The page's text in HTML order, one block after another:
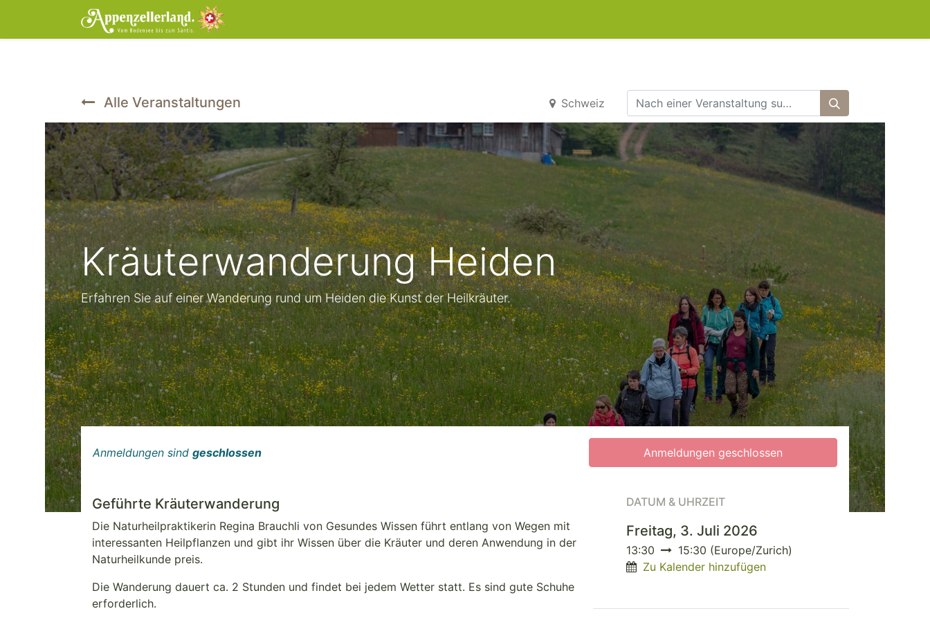
Alle Veranstaltungen Schweiz
Kräuterwanderung Heiden
Erfahren Sie auf einer Wanderung rund um Heiden die Kunst der Heilkräuter.
Anmeldungen sind geschlossen Anmeldungen geschlossen
Geführte Kräuterwanderung
Die Naturheilpraktikerin Regina Brauchli von Gesundes Wissen führt entlang von Wegen mit
interessanten Heilpflanzen und gibt ihr Wissen über die Kräuter und deren Anwendung in der
Naturheilkunde preis.
Die Wanderung dauert ca. 2 Stunden und findet bei jedem Wetter statt. Es sind gute Schuhe
erforderlich.
DATUM & UHRZEIT
Freitag, 3. Juli 2026
13:30 15:30 (Europe/Zurich)
Zu Kalender hinzufügen